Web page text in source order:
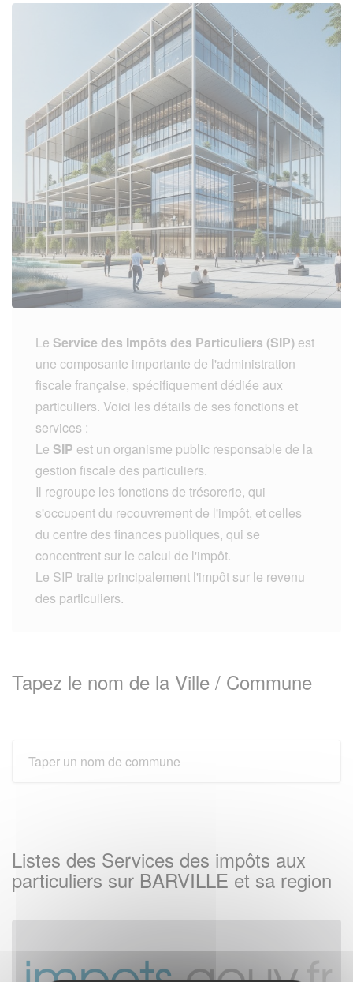
Le Service des Impôts des Particuliers (SIP) est
une composante importante de l'administration
fiscale française, spécifiquement dédiée aux
particuliers. Voici les détails de ses fonctions et
services :
Le SIP est un organisme public responsable de la
gestion fiscale des particuliers.
Il regroupe les fonctions de trésorerie, qui
s'occupent du recouvrement de l'impôt, et celles
du centre des finances publiques, qui se
concentrent sur le calcul de l'impôt.
Le SIP traite principalement l'impôt sur le revenu
des particuliers.
Tapez le nom de la Ville / Commune
Listes des Services des impôts aux
particuliers sur BARVILLE et sa region